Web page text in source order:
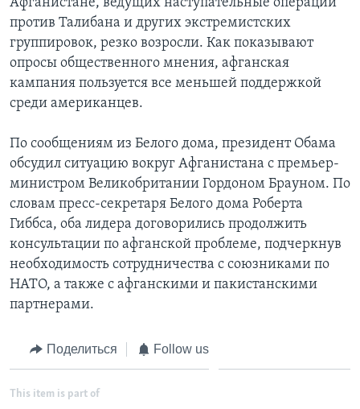
против Талибана и других экстремистских
группировок, резко возросли. Как показывают
опросы общественного мнения, афганская
кампания пользуется все меньшей поддержкой
среди американцев.
По сообщениям из Белого дома, президент Обама
обсудил ситуацию вокруг Афганистана с премьер-
министром Великобритании Гордоном Брауном. По
словам пресс-секретаря Белого дома Роберта
Гиббса, оба лидера договорились продолжить
консультации по афганской проблеме, подчеркнув
необходимость сотрудничества с союзниками по
НАТО, а также с афганскими и пакистанскими
партнерами.
Поделиться Follow us
This item is part of